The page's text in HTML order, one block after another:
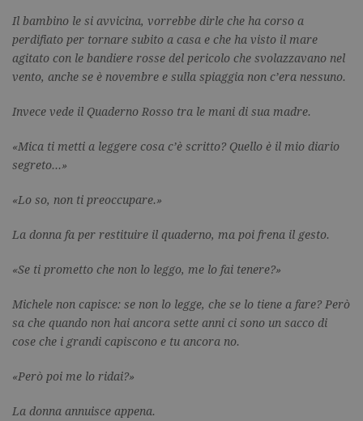
Il bambino le si avvicina, vorrebbe dirle che ha corso a
perdifiato per tornare subito a casa e che ha visto il mare
agitato con le bandiere rosse del pericolo che svolazzavano nel
vento, anche se è novembre e sulla spiaggia non c’era nessuno.
Invece vede il Quaderno Rosso tra le mani di sua madre.
«Mica ti metti a leggere cosa c’è scritto? Quello è il mio diario
segreto…»
«Lo so, non ti preoccupare.»
La donna fa per restituire il quaderno, ma poi frena il gesto.
«Se ti prometto che non lo leggo, me lo fai tenere?»
Michele non capisce: se non lo legge, che se lo tiene a fare? Però
sa che quando non hai ancora sette anni ci sono un sacco di
cose che i grandi capiscono e tu ancora no.
«Però poi me lo ridai?»
La donna annuisce appena.